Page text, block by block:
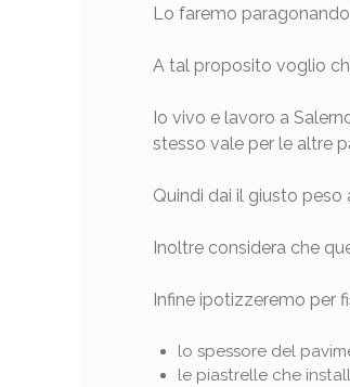
Lo faremo
A tal proposito voglio
Io vivo e lavoro a
stesso vale per le altre
Quindi dai il giusto peso
Inoltre considera che
Infine ipotizzeremo per
lo spessore del
le piastrelle che